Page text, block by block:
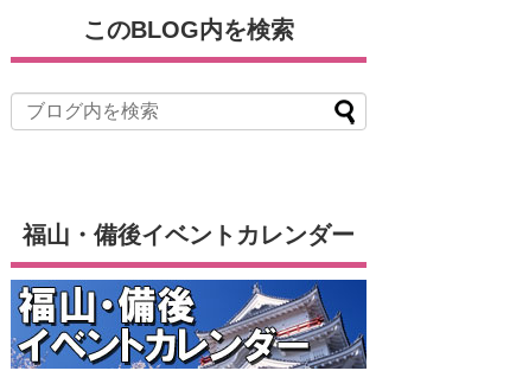
このBLOG内を検索
福山・備後イベントカレンダー